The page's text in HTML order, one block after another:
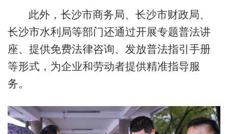
此外，长沙市商务局、长沙市财政局、
长沙市水利局等部门还通过开展专题普法讲
座、提供免费法律咨询、发放普法指引手册
等形式，为企业和劳动者提供精准指导服
务。